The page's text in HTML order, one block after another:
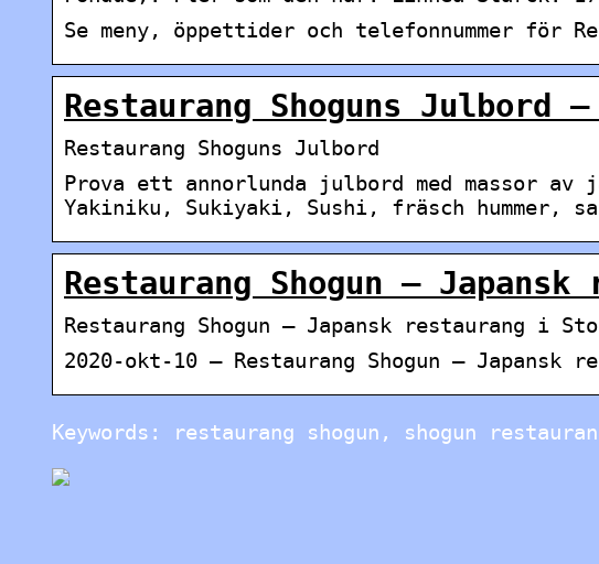
Se meny, öppettider och telefonnummer för
Restaurang Shoguns Julbord
Restaurang Shoguns Julbord
Prova ett annorlunda julbord med massor av
Yakiniku, Sukiyaki, Sushi, fräsch hummer,
Restaurang Shogun –
Restaurang Shogun – Japansk restaurang i
2020-okt-10 – Restaurang Shogun – Japansk
Keywords: restaurang shogun, shogun